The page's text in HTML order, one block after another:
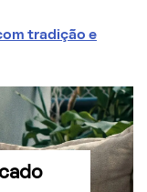
tradição e